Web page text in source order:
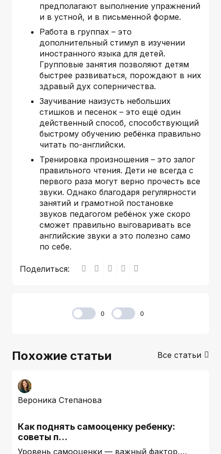
предполагают выполнение упражнений
и в устной, и в письменной форме.
Работа в группах – это
дополнительный стимул в изучении
иностранного языка для детей.
Групповые занятия позволяют детям
быстрее развиваться, порождают в них
здравый дух соперничества.
Заучивание наизусть небольших
стишков и песенок – это ещё один
действенный способ, способствующий
быстрому обучению ребёнка правильно
читать по-английски.
Тренировка произношения – это залог
правильного чтения. Дети не всегда с
первого раза могут верно прочесть все
звуки. Однако благодаря регулярности
занятий и грамотной постановке
звуков педагогом ребёнок уже скоро
сможет правильно выговаривать все
английские звуки а это полезно само
по себе.
Поделиться:
0 0
Похожие статьи Все статьи
Вероника Степанова
Как поднять самооценку ребенку:
советы п…
Уровень самооценки — важный фактор,…